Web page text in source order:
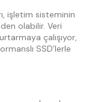
işletim sisteminin
olabilir. Veri
çalışıyor,
SSD’lerle